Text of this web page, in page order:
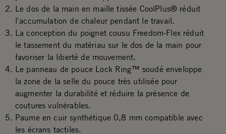
Le dos de la main en maille tissée CoolPlus® réduit
l'accumulation de chaleur pendant le travail.
La conception du poignet cousu Freedom-Flex réduit
le tassement du matériau sur le dos de la main pour
favoriser la liberté de mouvement.
Le panneau de pouce Lock Ring™ soudé enveloppe
la zone de la selle du pouce très utilisée pour
augmenter la durabilité et réduire la présence de
coutures vulnérables.
Paume en cuir synthétique 0,8 mm compatible avec
les écrans tactiles.